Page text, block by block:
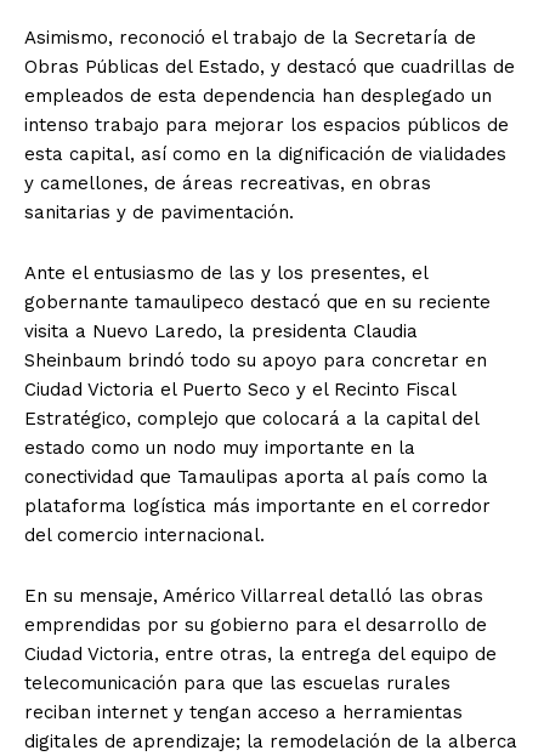
Asimismo, reconoció el trabajo de la Secretaría de
Obras Públicas del Estado, y destacó que cuadrillas de
empleados de esta dependencia han desplegado un
intenso trabajo para mejorar los espacios públicos de
esta capital, así como en la dignificación de vialidades
y camellones, de áreas recreativas, en obras
sanitarias y de pavimentación.
Ante el entusiasmo de las y los presentes, el
gobernante tamaulipeco destacó que en su reciente
visita a Nuevo Laredo, la presidenta Claudia
Sheinbaum brindó todo su apoyo para concretar en
Ciudad Victoria el Puerto Seco y el Recinto Fiscal
Estratégico, complejo que colocará a la capital del
estado como un nodo muy importante en la
conectividad que Tamaulipas aporta al país como la
plataforma logística más importante en el corredor
del comercio internacional.
En su mensaje, Américo Villarreal detalló las obras
emprendidas por su gobierno para el desarrollo de
Ciudad Victoria, entre otras, la entrega del equipo de
telecomunicación para que las escuelas rurales
reciban internet y tengan acceso a herramientas
digitales de aprendizaje; la remodelación de la alberca